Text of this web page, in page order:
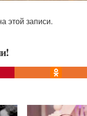
этой записи.